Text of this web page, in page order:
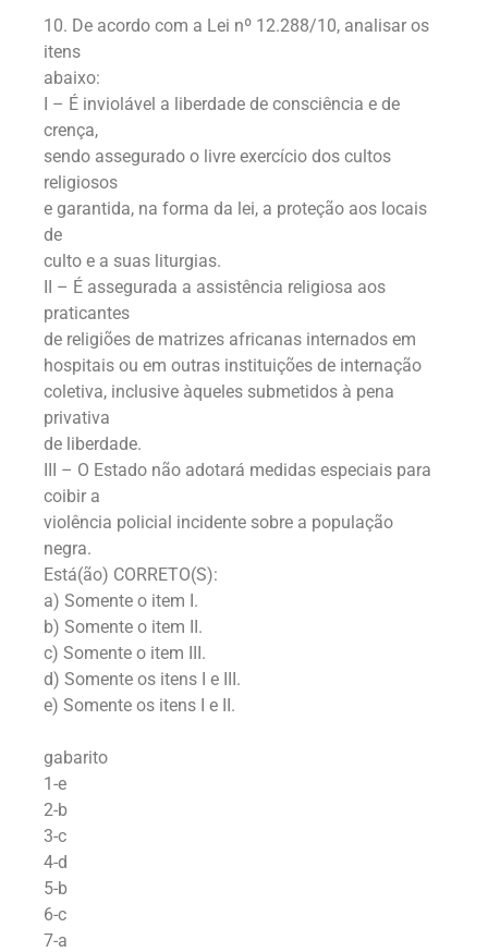
10. De acordo com a Lei nº 12.288/10, analisar os
itens
abaixo:
I – É inviolável a liberdade de consciência e de
crença,
sendo assegurado o livre exercício dos cultos
religiosos
e garantida, na forma da lei, a proteção aos locais
de
culto e a suas liturgias.
II – É assegurada a assistência religiosa aos
praticantes
de religiões de matrizes africanas internados em
hospitais ou em outras instituições de internação
coletiva, inclusive àqueles submetidos à pena
privativa
de liberdade.
III – O Estado não adotará medidas especiais para
coibir a
violência policial incidente sobre a população
negra.
Está(ão) CORRETO(S):
a) Somente o item I.
b) Somente o item II.
c) Somente o item III.
d) Somente os itens I e III.
e) Somente os itens I e II.
gabarito
1-e
2-b
3-c
4-d
5-b
6-c
7-a